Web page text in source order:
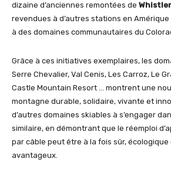
dizaine d’anciennes remontées de
revendues à d’autres stations en
à des domaines communautaires du
Grâce à ces initiatives exemplaires, les
Serre Chevalier, Val Cenis, Les Carroz, Le
Castle Mountain Resort … montrent une
montagne durable, solidaire, vivante et
d’autres domaines skiables à s’engager
similaire, en démontrant que le réemploi
par câble peut être à la fois sûr,
avantageux.